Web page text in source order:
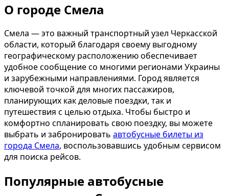
О городе Смела
Смела — это важный транспортный узел Черкасской
области, который благодаря своему выгодному
географическому расположению обеспечивает
удобное сообщение со многими регионами Украины
и зарубежными направлениями. Город является
ключевой точкой для многих пассажиров,
планирующих как деловые поездки, так и
путешествия с целью отдыха. Чтобы быстро и
комфортно спланировать свою поездку, вы можете
выбрать и забронировать автобусные билеты из
города Смела, воспользовавшись удобным сервисом
для поиска рейсов.
Популярные автобусные